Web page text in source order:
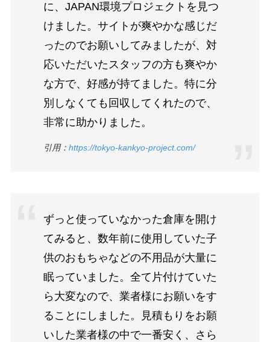
に、JAPAN環境プロジェクトを見つ
けました。サイトが爽やかな感じだ
ったのでお願いしてみましたが、対
応いただいたスタッフの方も爽やか
な方で、好感が持てました。特に分
別しなくても回収してくれたので、
非常に助かりました。
引用： https://tokyo-kankyo-project.com/
ずっと使っていなかった倉庫を開け
てみると、数年前に使用していた子
供のおもちゃなどの不用品が大量に
眠っていました。全て片付けていた
ら大変なので、業者様にお願いをす
ることにしました。見積もりをお願
いした業者様の中で一番安く、さら